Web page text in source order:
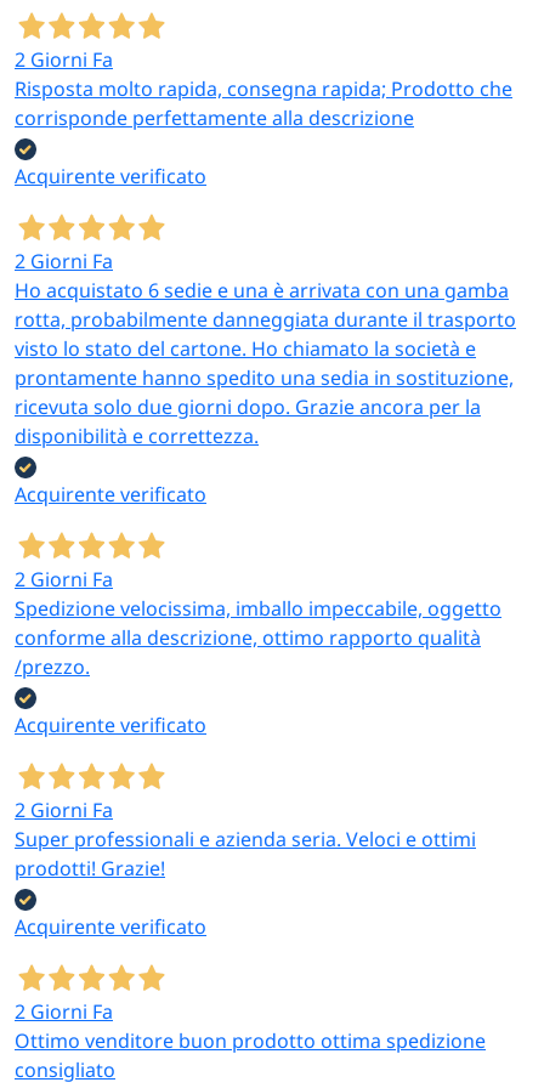
2 Giorni Fa
Risposta molto rapida, consegna rapida; Prodotto che
corrisponde perfettamente alla descrizione
Acquirente verificato
2 Giorni Fa
Ho acquistato 6 sedie e una è arrivata con una gamba
rotta, probabilmente danneggiata durante il trasporto
visto lo stato del cartone. Ho chiamato la società e
prontamente hanno spedito una sedia in sostituzione,
ricevuta solo due giorni dopo. Grazie ancora per la
disponibilità e correttezza.
Acquirente verificato
2 Giorni Fa
Spedizione velocissima, imballo impeccabile, oggetto
conforme alla descrizione, ottimo rapporto qualità
/prezzo.
Acquirente verificato
2 Giorni Fa
Super professionali e azienda seria. Veloci e ottimi
prodotti! Grazie!
Acquirente verificato
2 Giorni Fa
Ottimo venditore buon prodotto ottima spedizione
consigliato